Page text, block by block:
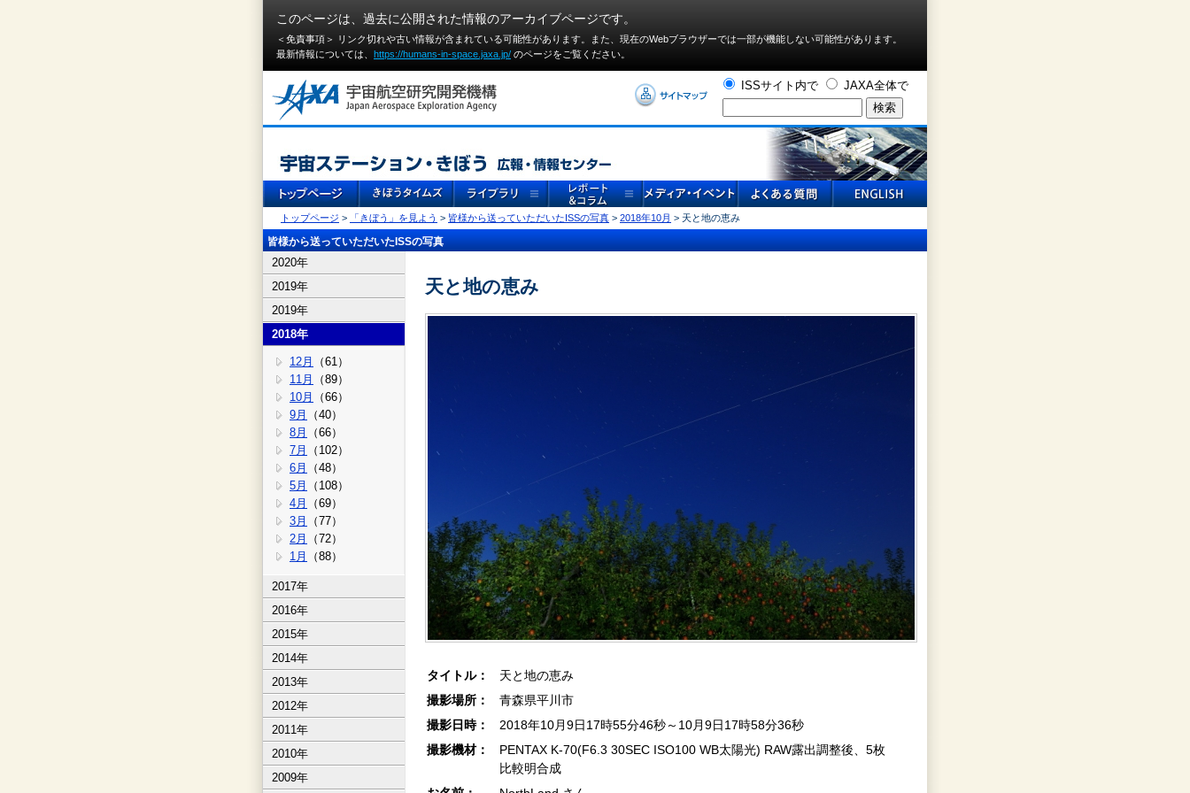
このページは、過去に公開された情報のアーカイブページです。
＜免責事項＞ リンク切れや古い情報が含まれている可能性があります。また、現在のWebブラウザーでは⼀部が機能しない可能性があります。
最新情報については、 https://humans-in-space.jaxa.jp/ のページをご覧ください。
ISSサイト内で JAXA全体で
トップページ > 「きぼう」を見よう > 皆様から送っていただいたISSの写真 > 2018年10月 > 天と地の恵み
皆様から送っていただいたISSの写真
2020年
2019年
2019年
2018年
12月
（61）
11月
（89）
10月
（66）
9月
（40）
8月
（66）
7月
（102）
6月
（48）
5月
（108）
4月
（69）
3月
（77）
2月
（72）
1月
（88）
2017年
2016年
2015年
2014年
2013年
2012年
2011年
2010年
2009年
天と地の恵み
タイトル：
天と地の恵み
撮影場所：
青森県平川市
撮影日時：
2018年10月9日17時55分46秒～10月9日17時58分36秒
撮影機材：
PENTAX K-70(F6.3 30SEC ISO100 WB太陽光) RAW露出調整後、5枚
比較明合成